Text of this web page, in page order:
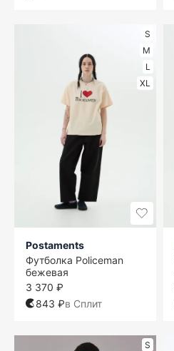
S
M
L
XL
Postaments
Футболка Policeman
бежевая
3 370 ₽
843 ₽в Сплит
S